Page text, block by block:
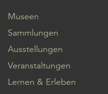
Museen
Sammlungen
Ausstellungen
Veranstaltungen
Lernen & Erleben